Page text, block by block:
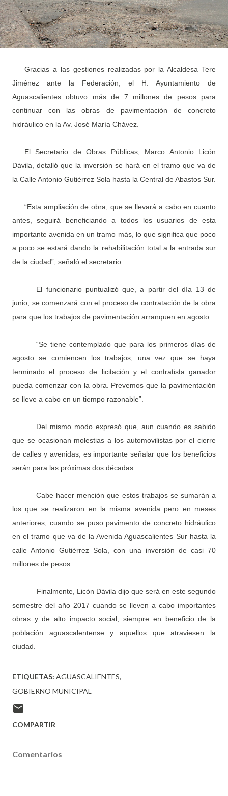
Gracias a las gestiones realizadas por la Alcaldesa Tere
Jiménez ante la Federación, el H. Ayuntamiento de
Aguascalientes obtuvo más de 7 millones de pesos para
continuar con las obras de pavimentación de concreto
hidráulico en la Av. José María Chávez.
El Secretario de Obras Públicas, Marco Antonio Licón
Dávila, detalló que la inversión se hará en el tramo que va de
la Calle Antonio Gutiérrez Sola hasta la Central de Abastos Sur.
“Esta ampliación de obra, que se llevará a cabo en cuanto
antes, seguirá beneficiando a todos los usuarios de esta
importante avenida en un tramo más, lo que significa que poco
a poco se estará dando la rehabilitación total a la entrada sur
de la ciudad”, señaló el secretario.
El funcionario puntualizó que, a partir del día 13 de
junio, se comenzará con el proceso de contratación de la obra
para que los trabajos de pavimentación arranquen en agosto.
“Se tiene contemplado que para los primeros días de
agosto se comiencen los trabajos, una vez que se haya
terminado el proceso de licitación y el contratista ganador
pueda comenzar con la obra. Prevemos que la pavimentación
se lleve a cabo en un tiempo razonable”.
Del mismo modo expresó que, aun cuando es sabido
que se ocasionan molestias a los automovilistas por el cierre
de calles y avenidas, es importante señalar que los beneficios
serán para las próximas dos décadas.
Cabe hacer mención que estos trabajos se sumarán a
los que se realizaron en la misma avenida pero en meses
anteriores, cuando se puso pavimento de concreto hidráulico
en el tramo que va de la Avenida Aguascalientes Sur hasta la
calle Antonio Gutiérrez Sola, con una inversión de casi 70
millones de pesos.
Finalmente, Licón Dávila dijo que será en este segundo
semestre del año 2017 cuando se lleven a cabo importantes
obras y de alto impacto social, siempre en beneficio de la
población aguascalentense y aquellos que atraviesen la
ciudad.
ETIQUETAS: AGUASCALIENTES
GOBIERNO MUNICIPAL
COMPARTIR
Comentarios